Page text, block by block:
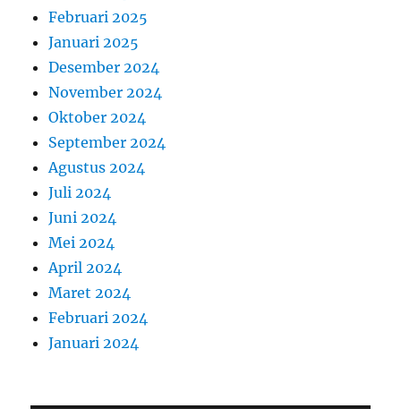
Februari 2025
Januari 2025
Desember 2024
November 2024
Oktober 2024
September 2024
Agustus 2024
Juli 2024
Juni 2024
Mei 2024
April 2024
Maret 2024
Februari 2024
Januari 2024